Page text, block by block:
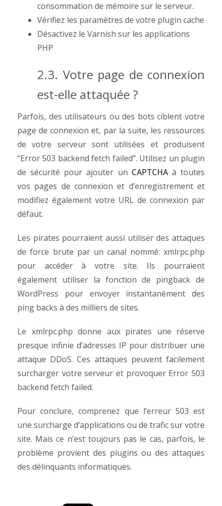
consommation de mémoire sur le serveur.
Vérifiez les paramètres de votre plugin cache
Désactivez le Varnish sur les applications
PHP
2.3. Votre page de connexion
est-elle attaquée ?
Parfois, des utilisateurs ou des bots ciblent votre
page de connexion et, par la suite, les ressources
de votre serveur sont utilisées et produisent
“Error 503 backend fetch failed”. Utilisez un plugin
de sécurité pour ajouter un CAPTCHAà toutes
vos pages de connexion et d’enregistrement et
modifiez également votre URL de connexion par
défaut.
Les pirates pourraient aussi utiliser des attaques
de force brute par un canal nommé: xmlrpc.php
pour accéder à votre site. Ils pourraient
également utiliser la fonction de pingback de
WordPress pour envoyer instantanément des
ping backs à des milliers de sites.
Le xmlrpc.php donne aux pirates une réserve
presque infinie d’adresses IP pour distribuer une
attaque DDoS.Ces attaques peuvent facilement
surcharger votre serveur et provoquer Error 503
backend fetch failed.
Pour conclure, comprenez que l’erreur 503 est
une surcharge d’applications ou de trafic sur votre
site. Mais ce n’est toujours pas le cas, parfois, le
problème provient des plugins ou des attaques
des délinquants informatiques.